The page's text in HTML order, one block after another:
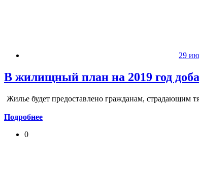
29
В жилищный план на 2019 год
Жилье будет предоставлено гражданам, страдающим
Подробнее
0